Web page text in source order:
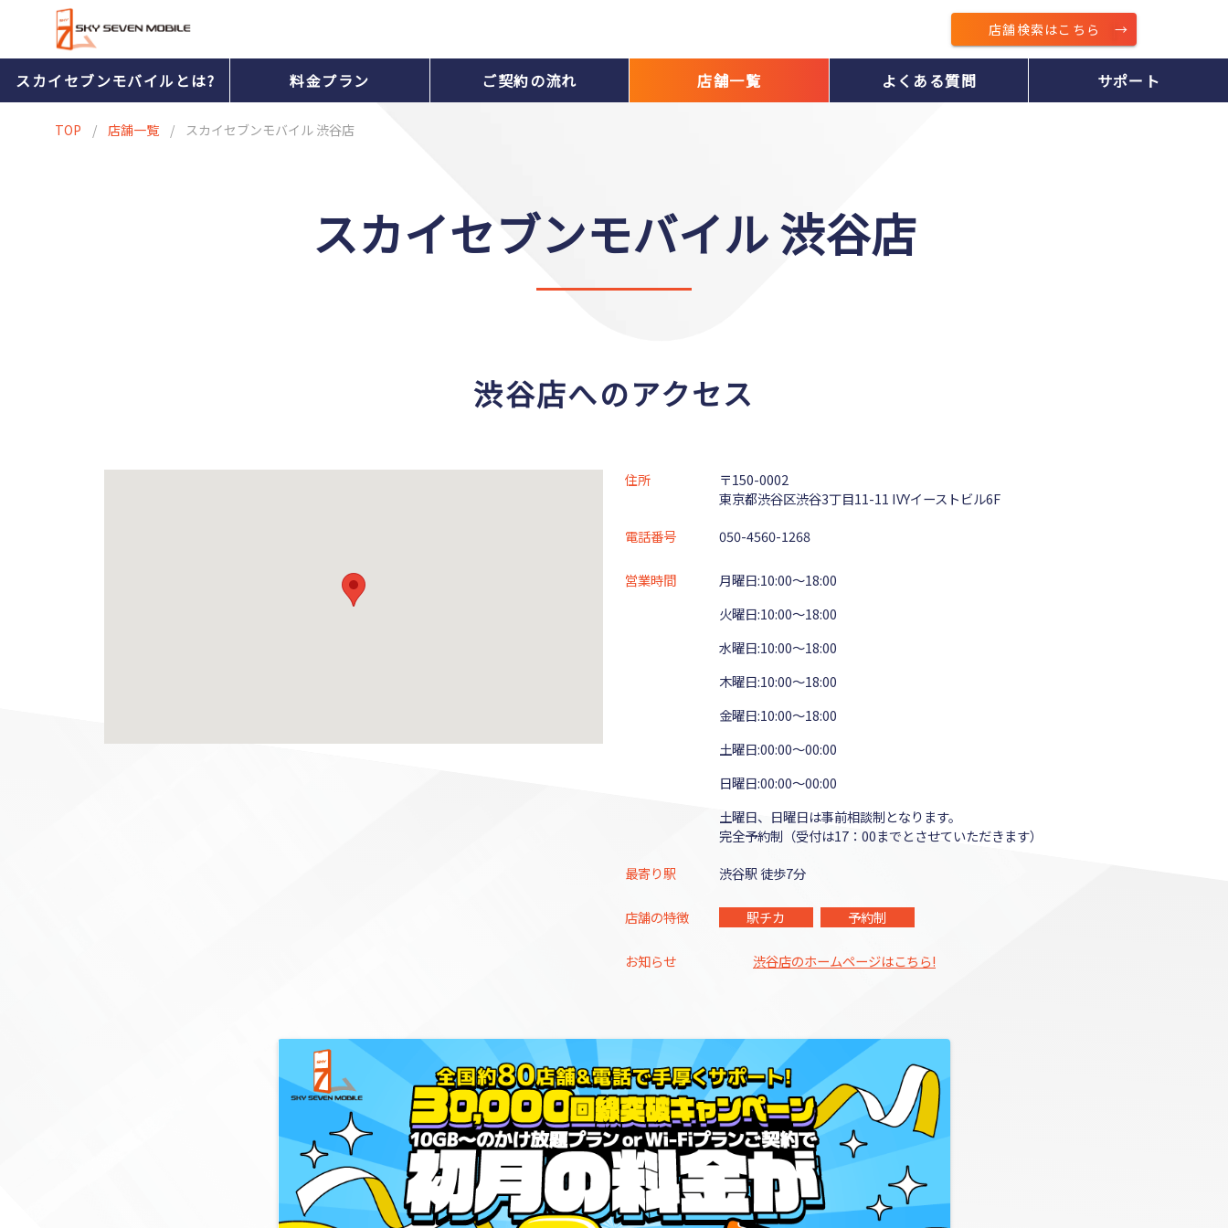
店舗検索はこちら
スカイセブンモバイルとは? 料金プラン ご契約の流れ 店舗一覧 よくある質問 サポート
TOP / 店舗一覧 / スカイセブンモバイル 渋谷店
スカイセブンモバイル 渋谷店
渋谷店へのアクセス
住所
〒150-0002
東京都渋谷区渋谷3丁目11-11 IVYイーストビル6F
電話番号
050-4560-1268
営業時間
月曜日:10:00～18:00
火曜日:10:00～18:00
水曜日:10:00～18:00
木曜日:10:00～18:00
金曜日:10:00～18:00
土曜日:00:00～00:00
日曜日:00:00～00:00
土曜日、日曜日は事前相談制となります。
完全予約制（受付は17：00までとさせていただきます）
最寄り駅
渋谷駅 徒歩7分
店舗の特徴 駅チカ 予約制
お知らせ 渋谷店のホームページはこちら!